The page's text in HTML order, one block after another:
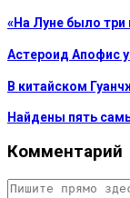
«На Луне было три
Астероид Апофис
В китайском
Найдены пять
Комментарий